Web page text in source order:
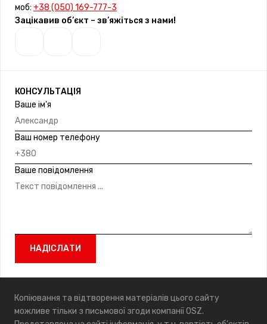
моб: +38 (050) 169-777-3
Зацікавив об’єкт – зв’яжіться з нами!
КОНСУЛЬТАЦІЯ
Ваше ім'я
Ваш номер телефону
Ваше повідомлення
Копіювання та відтворення матеріалів цього сайту
можливе тільки з письмової згоди компанії OSZ.